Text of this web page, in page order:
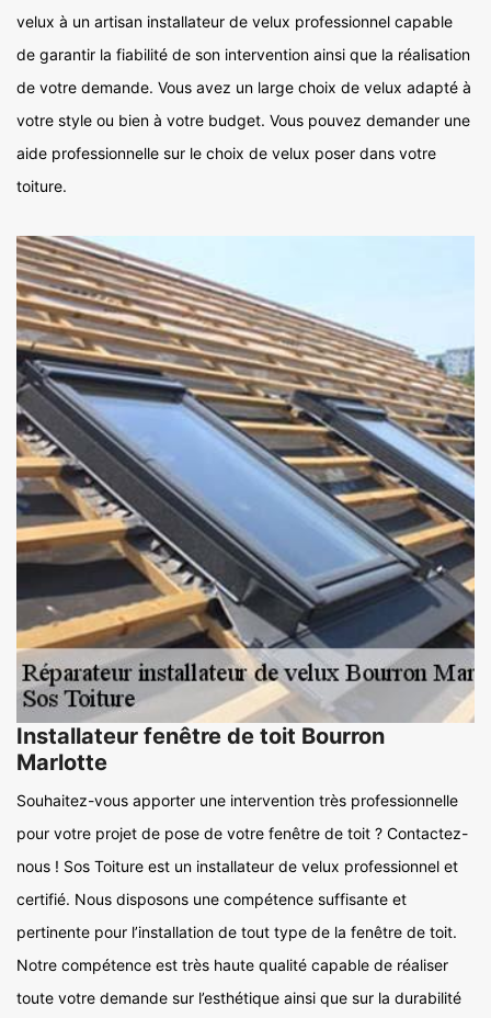
velux à un artisan installateur de velux professionnel capable
de garantir la fiabilité de son intervention ainsi que la réalisation
de votre demande. Vous avez un large choix de velux adapté à
votre style ou bien à votre budget. Vous pouvez demander une
aide professionnelle sur le choix de velux poser dans votre
toiture.
Installateur fenêtre de toit Bourron
Marlotte
Souhaitez-vous apporter une intervention très professionnelle
pour votre projet de pose de votre fenêtre de toit ? Contactez-
nous ! Sos Toiture est un installateur de velux professionnel et
certifié. Nous disposons une compétence suffisante et
pertinente pour l’installation de tout type de la fenêtre de toit.
Notre compétence est très haute qualité capable de réaliser
toute votre demande sur l’esthétique ainsi que sur la durabilité